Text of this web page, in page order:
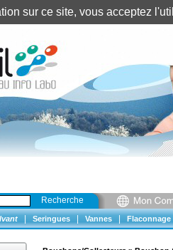
Recherche
Seringues Vannes Flaconnage
sur ce site, vous acceptez